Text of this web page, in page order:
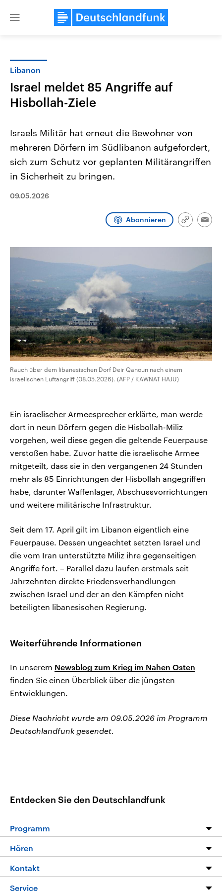
Close
USA
Aktuelle Beiträge, Analysen und
Wirtschaftlich und militärisch
den mächtigsten Ländern der Erde, Region wieder die Gewalt
Israel möchte die Hamas
Diese wird wie die
Audio-Archiv
Libanon
Israel meldet 85 Angriffe auf
Hisbollah-Ziele
Israels Militär hat erneut die Bewohner von
mehreren Dörfern im Südlibanon aufgefordert,
sich zum Schutz vor geplanten Militärangriffen
in Sicherheit zu bringen.
09.05.2026
Abonnieren
Link
Rauch über dem libanesischen Dorf Deir Qanoun nach einem
israelischen Luftangriff (08.05.2026). (AFP / KAWNAT HAJU)
Ein israelischer Armeesprecher erklärte, man werde
dort in neun Dörfern gegen die Hisbollah-Miliz
vorgehen, weil diese gegen die geltende Feuerpause
verstoßen habe. Zuvor hatte die israelische Armee
mitgeteilt, dass sie in den vergangenen 24 Stunden
mehr als 85 Einrichtungen der Hisbollah angegriffen
habe, darunter Waffenlager, Abschussvorrichtungen
und weitere militärische Infrastruktur.
Seit dem 17. April gilt im Libanon eigentlich eine
Feuerpause. Dessen ungeachtet setzten Israel und
die vom Iran unterstützte Miliz ihre gegenseitigen
Angriffe fort. – Parallel dazu laufen erstmals seit
Jahrzehnten direkte Friedensverhandlungen
zwischen Israel und der an den Kämpfen nicht
beteiligten libanesischen Regierung.
Weiterführende Informationen
In unserem Newsblog zum Krieg im Nahen Osten
finden Sie einen Überblick über die jüngsten
Entwicklungen.
Diese Nachricht wurde am 09.05.2026 im Programm
Deutschlandfunk gesendet.
Entdecken Sie den Deutschlandfunk
Programm
Programm
Die Nachrichten
Hören
Livestream
Kontakt
Hörerservice
Service